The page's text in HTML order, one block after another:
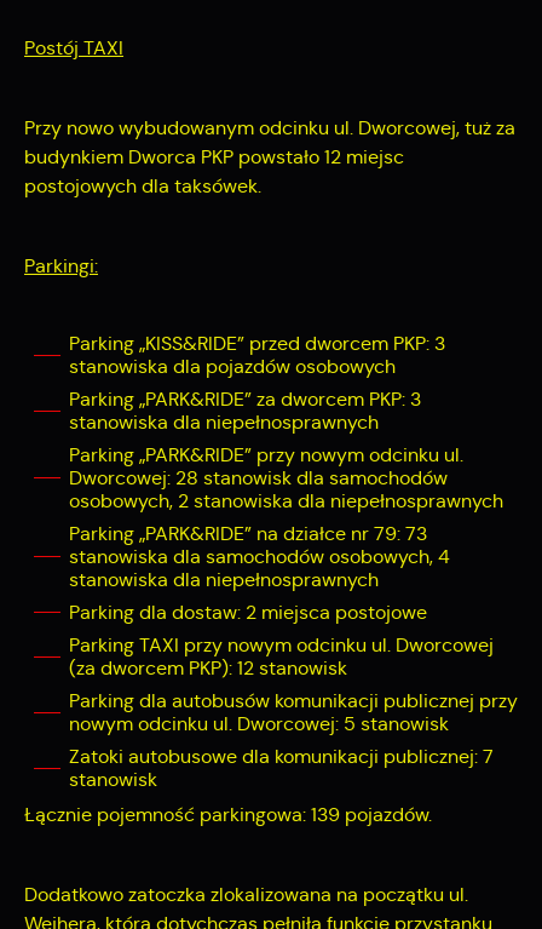
Postój TAXI
Przy nowo wybudowanym odcinku ul. Dworcowej, tuż za
budynkiem Dworca PKP powstało 12 miejsc
postojowych dla taksówek.
Parkingi:
Parking „KISS&RIDE” przed dworcem PKP: 3
stanowiska dla pojazdów osobowych
Parking „PARK&RIDE” za dworcem PKP: 3
stanowiska dla niepełnosprawnych
Parking „PARK&RIDE” przy nowym odcinku ul.
Dworcowej: 28 stanowisk dla samochodów
osobowych, 2 stanowiska dla niepełnosprawnych
Parking „PARK&RIDE” na działce nr 79: 73
stanowiska dla samochodów osobowych, 4
stanowiska dla niepełnosprawnych
Parking dla dostaw: 2 miejsca postojowe
Parking TAXI przy nowym odcinku ul. Dworcowej
(za dworcem PKP): 12 stanowisk
Parking dla autobusów komunikacji publicznej przy
nowym odcinku ul. Dworcowej: 5 stanowisk
Zatoki autobusowe dla komunikacji publicznej: 7
stanowisk
Łącznie pojemność parkingowa: 139 pojazdów.
Dodatkowo zatoczka zlokalizowana na początku ul.
Wejhera, która dotychczas pełniła funkcję przystanku